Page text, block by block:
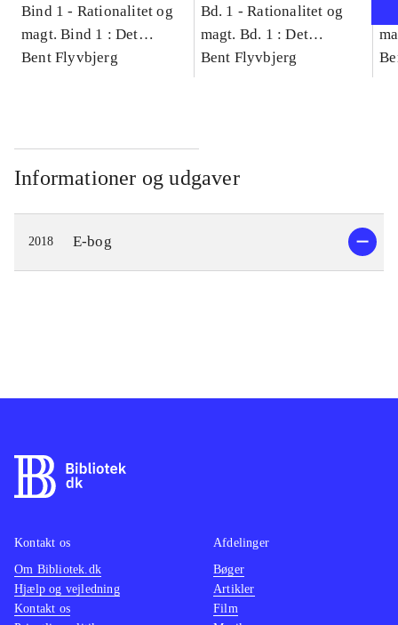
Bind 1 - Rationalitet og
magt. Bind 1 : Det
konkretes videnskab
Bent Flyvbjerg
Bd. 1 -Rationalitet og
magt. Bd. 1 : Det
konkretes videnskab
Bent Flyvbjerg
Informationer og udgaver
2018 E-bog
Kontakt os
Om Bibliotek.dk
Hjælp og vejledning
Kontakt os
Afdelinger
Bøger
Artikler
Film